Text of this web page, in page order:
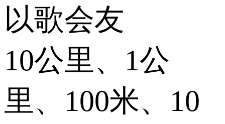
以歌会友
10公里、1公
里、100米、10